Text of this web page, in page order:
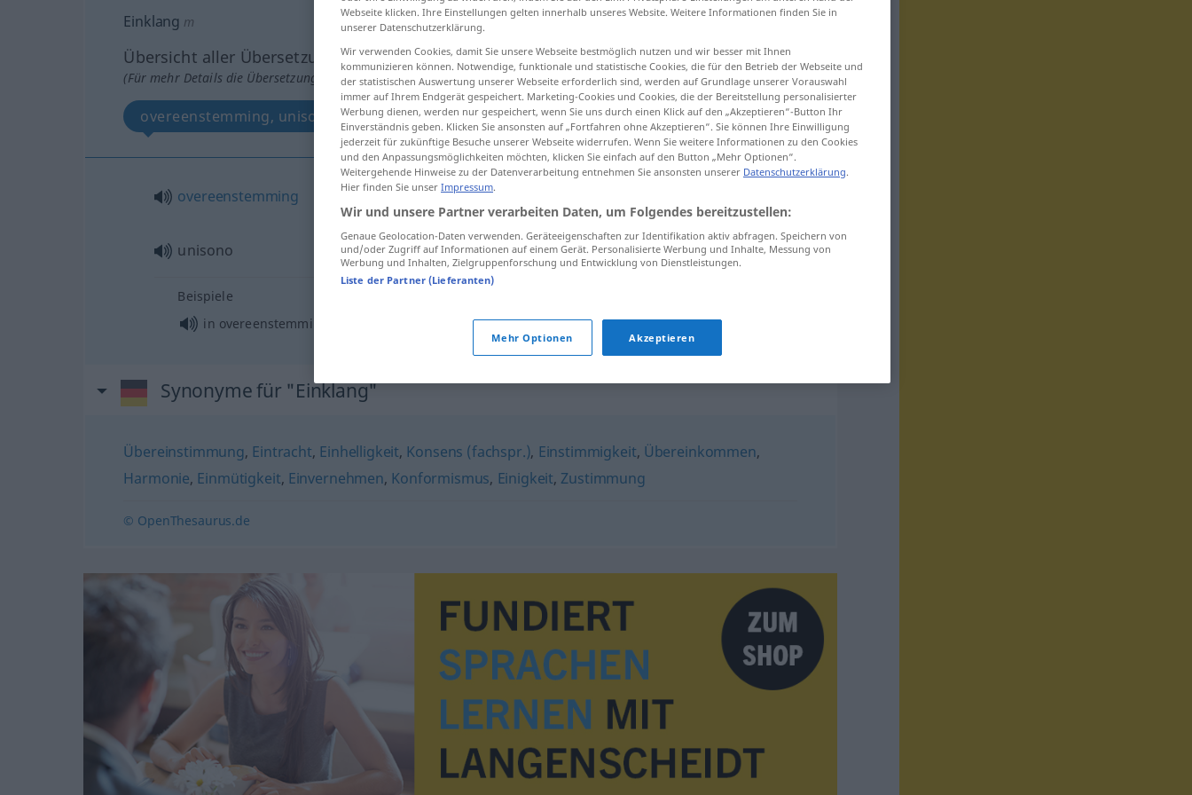
Einklang m
Übersicht aller Übersetzungen
(Für mehr Details die Übersetzung anklicken/antippen)
overeenstemming, unisono
overeenstemming
unisono Einklang MUS
Beispiele
in overeenstemming met
im Einklang mit (DAT)
Synonyme für "Einklang"
Übereinstimmung, Eintracht, Einhelligkeit, Konsens (fachspr.), Einstimmigkeit, Übereinkommen,
Harmonie, Einmütigkeit, Einvernehmen, Konformismus, Einigkeit, Zustimmung
© OpenThesaurus.de
Webseite klicken. Ihre Einstellungen gelten innerhalb unseres Website. Weitere Informationen finden Sie in
unserer Datenschutzerklärung.
Wir verwenden Cookies, damit Sie unsere Webseite bestmöglich nutzen und wir besser mit Ihnen
kommunizieren können. Notwendige, funktionale und statistische Cookies, die für den Betrieb der Webseite und
der statistischen Auswertung unserer Webseite erforderlich sind, werden auf Grundlage unserer Vorauswahl
immer auf Ihrem Endgerät gespeichert. Marketing-Cookies und Cookies, die der Bereitstellung personalisierter
Werbung dienen, werden nur gespeichert, wenn Sie uns durch einen Klick auf den „Akzeptieren“-Button Ihr
Einverständnis geben. Klicken Sie ansonsten auf „Fortfahren ohne Akzeptieren“. Sie können Ihre Einwilligung
jederzeit für zukünftige Besuche unserer Webseite widerrufen. Wenn Sie weitere Informationen zu den Cookies
und den Anpassungsmöglichkeiten möchten, klicken Sie einfach auf den Button „Mehr Optionen“.
Weitergehende Hinweise zu der Datenverarbeitung entnehmen Sie ansonsten unserer Datenschutzerklärung.
Hier finden Sie unser Impressum.
Wir und unsere Partner verarbeiten Daten, um Folgendes bereitzustellen:
Genaue Geolocation-Daten verwenden. Geräteeigenschaften zur Identifikation aktiv abfragen. Speichern von
und/oder Zugriff auf Informationen auf einem Gerät. Personalisierte Werbung und Inhalte, Messung von
Werbung und Inhalten, Zielgruppenforschung und Entwicklung von Dienstleistungen.
Liste der Partner (Lieferanten)
Mehr Optionen Akzeptieren